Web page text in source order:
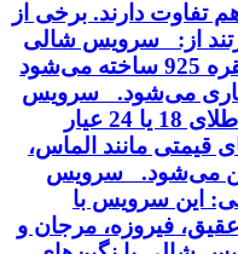
تفاوت دارند. برخی از
از: سرویس شالی
نقره: این نوع سرویس از نقره 925 ساخته می‌شود
می‌شود. سرویس
شالی طلا: این سرویس از طلای 18 یا 24 عیار
مانند الماس،
می‌شود. سرویس
این سرویس با
فیروزه، مرجان و